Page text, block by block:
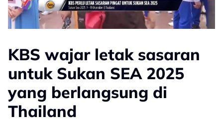
KBS wajar letak sasaran
untuk Sukan SEA 2025
yang berlangsung di
Thailand